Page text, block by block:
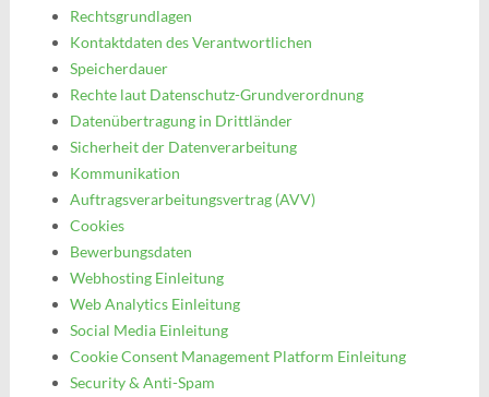
Rechtsgrundlagen
Kontaktdaten des Verantwortlichen
Speicherdauer
Rechte laut Datenschutz-Grundverordnung
Datenübertragung in Drittländer
Sicherheit der Datenverarbeitung
Kommunikation
Auftragsverarbeitungsvertrag (AVV)
Cookies
Bewerbungsdaten
Webhosting Einleitung
Web Analytics Einleitung
Social Media Einleitung
Cookie Consent Management Platform Einleitung
Security & Anti-Spam